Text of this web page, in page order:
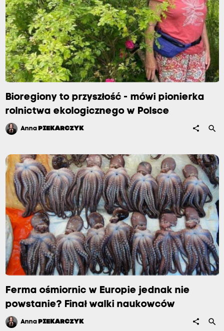
Bioregiony to przyszłość - mówi pionierka
rolnictwa ekologicznego w Polsce
Anna PIEKARCZYK share search
Ferma ośmiornic w Europie jednak nie
powstanie? Finał walki naukowców
Anna PIEKARCZYK share search